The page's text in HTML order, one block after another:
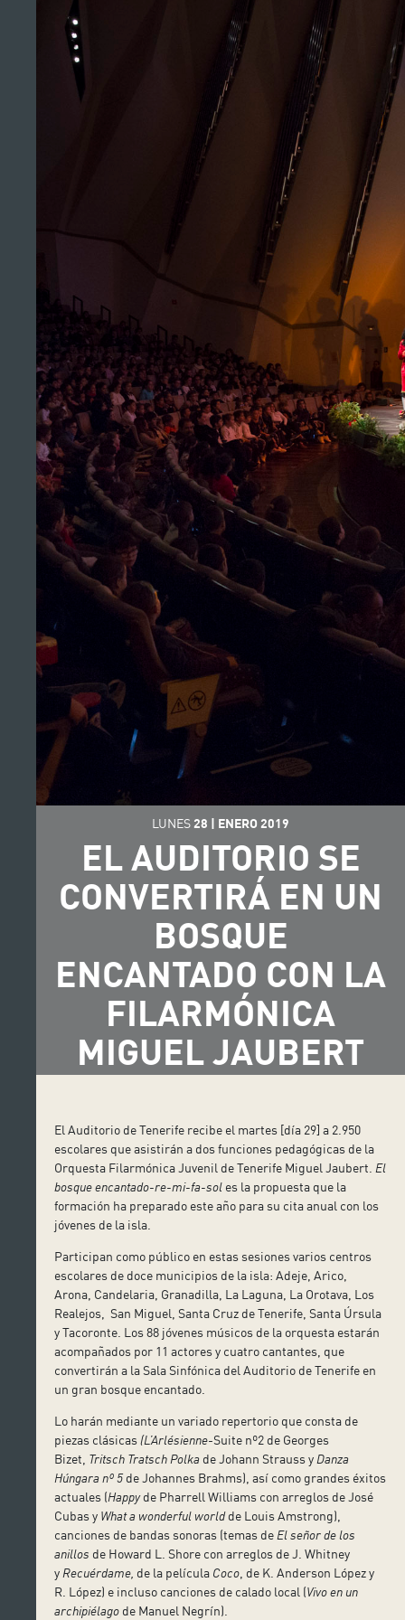
LUNES 28 | ENERO 2019
EL AUDITORIO SE
CONVERTIRÁ EN UN
BOSQUE
ENCANTADO CON LA
FILARMÓNICA
MIGUEL JAUBERT
El Auditorio de Tenerife recibe el martes [día 29] a 2.950
escolares que asistirán a dos funciones pedagógicas de la
Orquesta Filarmónica Juvenil de Tenerife Miguel Jaubert. El
bosque encantado-re-mi-fa-sol es la propuesta que la
formación ha preparado este año para su cita anual con los
jóvenes de la isla.
Participan como público en estas sesiones varios centros
escolares de doce municipios de la isla: Adeje, Arico,
Arona, Candelaria, Granadilla, La Laguna, La Orotava, Los
Realejos, San Miguel, Santa Cruz de Tenerife, Santa Úrsula
y Tacoronte. Los 88 jóvenes músicos de la orquesta estarán
acompañados por 11 actores y cuatro cantantes, que
convertirán a la Sala Sinfónica del Auditorio de Tenerife en
un gran bosque encantado.
Lo harán mediante un variado repertorio que consta de
piezas clásicas(L’Arlésienne-Suite nº2 de Georges
Bizet, Tritsch Tratsch Polka de Johann Strauss y Danza
Húngara nº 5de Johannes Brahms), así como grandes éxitos
actuales (Happyde Pharrell Williams con arreglos de José
Cubas y What a wonderful worldde Louis Amstrong),
canciones de bandas sonoras (temas de El señor de los
anillos de Howard L. Shore con arreglos de J. Whitney
y Recuérdame, de la película Coco , de K. Anderson López y
R. López) e incluso canciones de calado local (Vivo en un
archipiélago de Manuel Negrín).